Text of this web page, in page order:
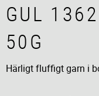
GUL
50G
Härligt fluffigt garn i